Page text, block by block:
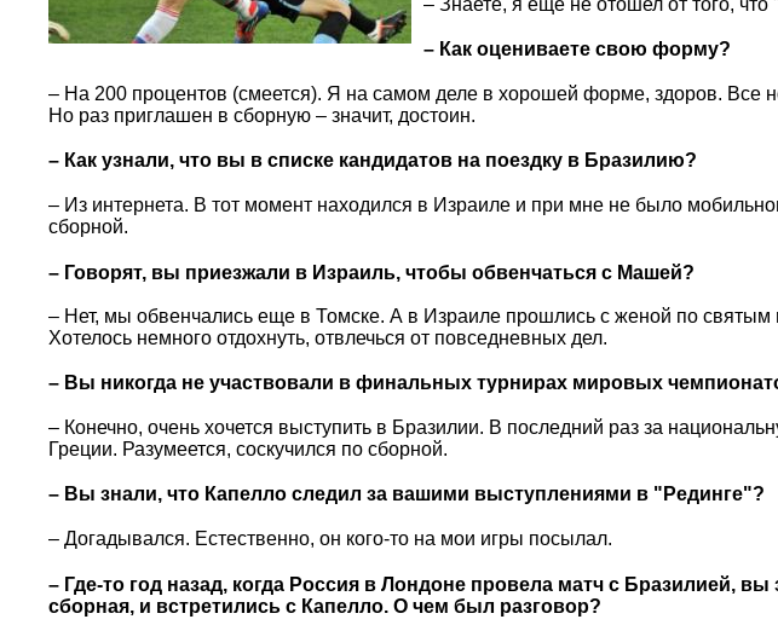
– Как оцениваете свою форму?
– На 200 процентов (смеется). Я на самом деле в хорошей форме, здоров. Все
Но раз приглашен в сборную – значит, достоин.
– Как узнали, что вы в списке кандидатов на поездку в Бразилию?
– Из интернета. В тот момент находился в Израиле и при мне не было
сборной.
– Говорят, вы приезжали в Израиль, чтобы обвенчаться с Машей?
– Нет, мы обвенчались еще в Томске. А в Израиле прошлись с женой по
Хотелось немного отдохнуть, отвлечься от повседневных дел.
– Вы никогда не участвовали в финальных турнирах мировых
– Конечно, очень хочется выступить в Бразилии. В последний раз за
Греции. Разумеется, соскучился по сборной.
– Вы знали, что Капелло следил за вашими выступлениями в "Рединге"?
– Догадывался. Естественно, он кого-то на мои игры посылал.
– Где-то год назад, когда Россия в Лондоне провела матч с Бразилией,
сборная, и встретились с Капелло. О чем был разговор?